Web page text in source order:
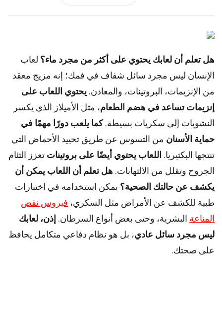
هل تعلم أن لعابك يحتوي على أكثر من مجرد ماء؟ لعاب
الإنسان ليس مجرد سائل شفاف في فمك؛ إنه مزيج معقد
من الإنزيمات، البروتينات، والمعادن. يحتوي اللعاب على
إنزيمات تساعد في هضم الطعام، مثل الأميلاز الذي يكسر
النشويات إلى سكريات بسيطة.كما يلعب دورًا مهمًا في
حماية الأسنان من التسوس عن طريق تحييد الأحماض التي
تنتجها البكتيريا. اللعاب يحتوي أيضًا على بروتينات تعزز التئام
الجروح وتقلل من الالتهابات. هل تعلم أن اللعاب يمكن أن
يكشف عن حالتك الصحية؟ يمكن استخدامه في اختبارات
طبية للكشف عن الأمراض مثل السكري، فيروس نقص
المناعة البشرية، وحتى بعض أنواع السرطان. إذن، لعابك
ليس مجرد سائل عادي، بل هو نظام دفاعي متكامل يحافظ
على صحتك.